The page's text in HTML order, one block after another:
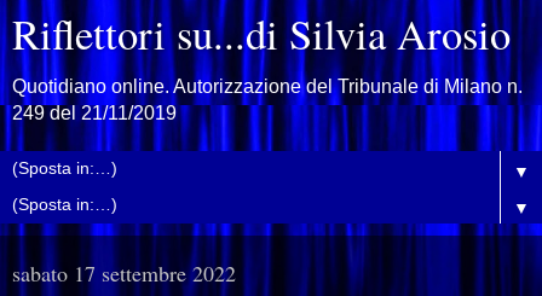
Riflettori su...di Silvia Arosio
Quotidiano online. Autorizzazione del Tribunale di Milano n.
249 del 21/11/2019
▼
▼
sabato 17 settembre 2022